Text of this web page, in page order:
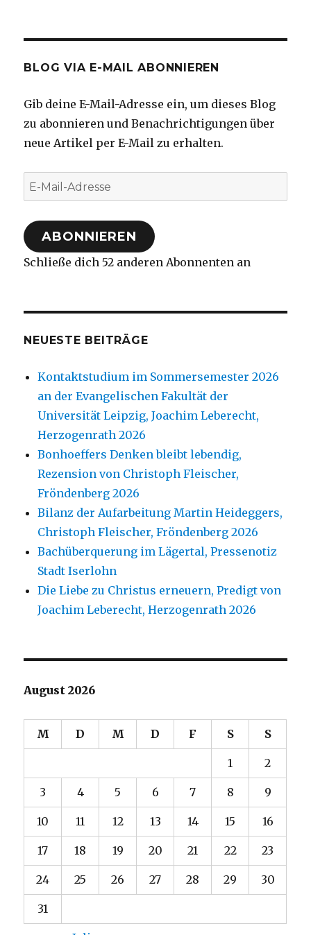
BLOG VIA E-MAIL ABONNIEREN
Gib deine E-Mail-Adresse ein, um dieses Blog
zu abonnieren und Benachrichtigungen über
neue Artikel per E-Mail zu erhalten.
E-
Mail-
Adresse
ABONNIEREN
Schließe dich 52 anderen Abonnenten an
NEUESTE BEITRÄGE
Kontaktstudium im Sommersemester 2026
an der Evangelischen Fakultät der
Universität Leipzig, Joachim Leberecht,
Herzogenrath 2026
Bonhoeffers Denken bleibt lebendig,
Rezension von Christoph Fleischer,
Fröndenberg 2026
Bilanz der Aufarbeitung Martin Heideggers,
Christoph Fleischer, Fröndenberg 2026
Bachüberquerung im Lägertal, Pressenotiz
Stadt Iserlohn
Die Liebe zu Christus erneuern, Predigt von
Joachim Leberecht, Herzogenrath 2026
August 2026
M D M D F S S
1 2
3 4 5 6 7 8 9
10 11 12 13 14 15 16
17 18 19 20 21 22 23
24 25 26 27 28 29 30
31